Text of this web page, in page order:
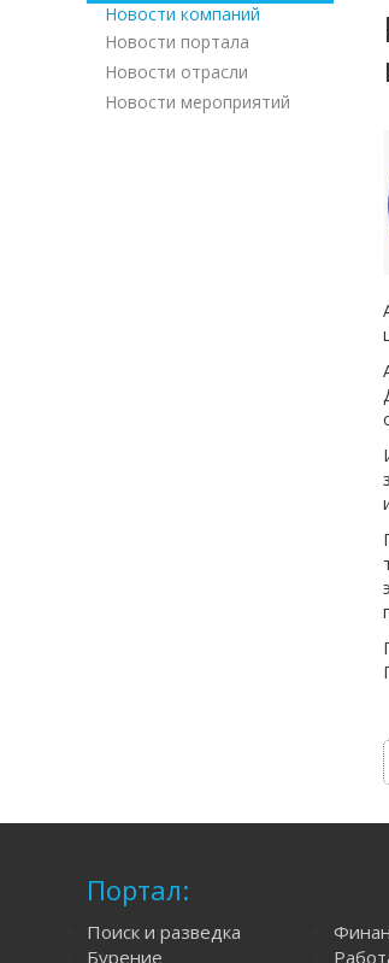
Новости компаний
Новости портала
Новости отрасли
Новости мероприятий
Портал:
Поиск и разведка
Бурение